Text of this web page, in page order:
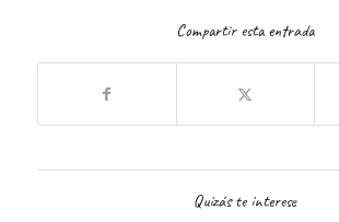
Compartir esta entrada
Quizás te interese